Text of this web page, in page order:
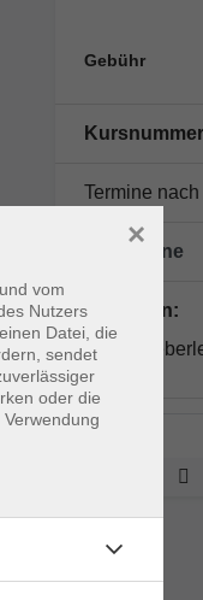
Gebühr
Termine
0x Termine
Dozent*in:
Josef
vom
Nutzers
Datei, die
sendet
oder die
×